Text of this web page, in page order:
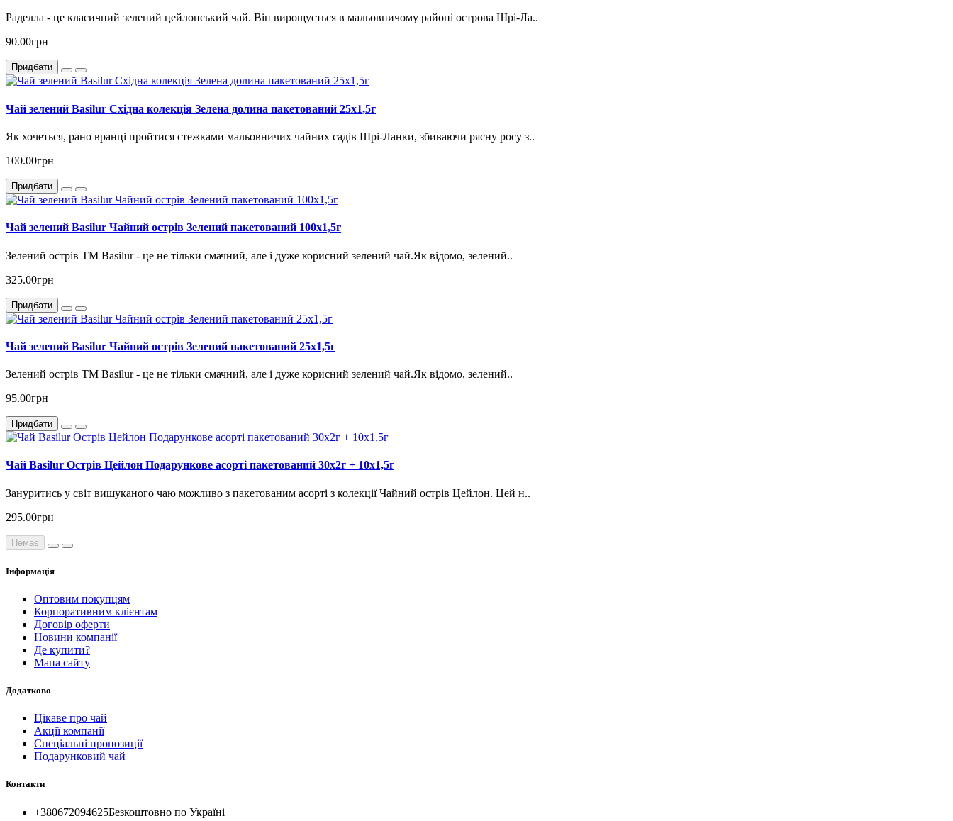
Раделла - це класичний зелений цейлонський чай. Він вирощується в мальовничому районі острова Шрі-Ла..
90.00грн
Придбати
Чай зелений Basilur Східна колекція Зелена долина пакетований 25х1,5г
Як хочеться, рано вранці пройтися стежками мальовничих чайних садів Шрі-Ланки, збиваючи рясну росу з..
100.00грн
Придбати
Чай зелений Basilur Чайний острів Зелений пакетований 100х1,5г
Зелений острів ТМ Basilur - це не тільки смачний, але і дуже корисний зелений чай.Як відомо, зелений..
325.00грн
Придбати
Чай зелений Basilur Чайний острів Зелений пакетований 25х1,5г
Зелений острів ТМ Basilur - це не тільки смачний, але і дуже корисний зелений чай.Як відомо, зелений..
95.00грн
Придбати
Чай Basilur Острів Цейлон Подарункове асорті пакетований 30х2г + 10х1,5г
Зануритись у світ вишуканого чаю можливо з пакетованим асорті з колекції Чайний острів Цейлон. Цей н..
295.00грн
Немає
Інформація
Оптовим покупцям
Корпоративним клієнтам
Договір оферти
Новини компанії
Де купити?
Мапа сайту
Додатково
Цікаве про чай
Акції компанії
Спеціальні пропозиції
Подарунковий чай
Контакти
+380672094625Безкоштовно по Україні